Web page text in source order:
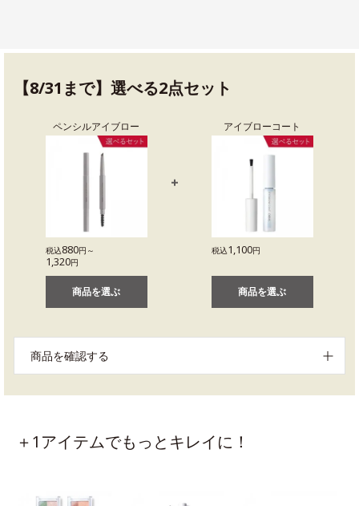
【8/31まで】選べる2点セット
ペンシルアイブロー
税込880円～
1,320円
商品を選ぶ
アイブローコート
税込1,100円
商品を選ぶ
商品を確認する
＋1アイテムでもっとキレイに！